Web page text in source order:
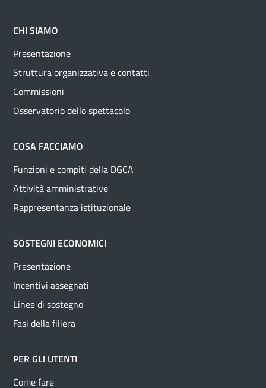
CHI SIAMO
Presentazione
Struttura organizzativa e contatti
Commissioni
Osservatorio dello spettacolo
COSA FACCIAMO
Funzioni e compiti della DGCA
Attività amministrative
Rappresentanza istituzionale
SOSTEGNI ECONOMICI
Presentazione
Incentivi assegnati
Linee di sostegno
Fasi della filiera
PER GLI UTENTI
Come fare